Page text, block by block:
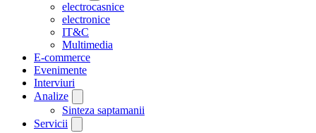
electrocasnice
electronice
IT&C
Multimedia
E-commerce
Evenimente
Interviuri
Analize
Sinteza saptamanii
Servicii